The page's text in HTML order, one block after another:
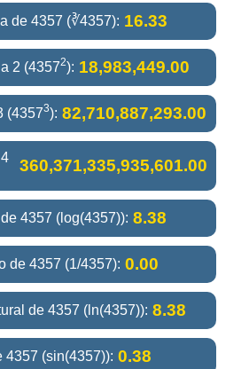
de 4357 (∛4357): 16.33
2 (43572): 18,983,449.00
(43573): 82,710,887,293.00
360,371,335,935,601.00
4357 (log(4357)): 8.38
de 4357 (1/4357): 0.00
de 4357 (ln(4357)): 8.38
4357 (sin(4357)): 0.38